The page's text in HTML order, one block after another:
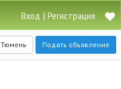
Вход | Регистрация
Тюмень Подать объявление